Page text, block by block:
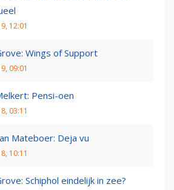
12:01
Wings of Support
09:01
Pensi-oen
03:11
Mateboer: Deja vu
10:11
Schiphol eindelijk in zee?